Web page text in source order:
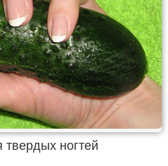
твердых ногтей